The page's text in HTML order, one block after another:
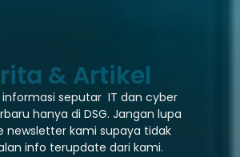
& Artikel
seputar IT dan cyber
hanya di DSG. Jangan lupa
newsletter kami supaya tidak
info terupdate dari kami.